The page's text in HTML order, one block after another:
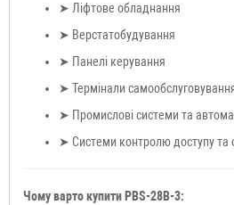
➤ Ліфтове обладнання
➤ Верстатобудування
➤ Панелі керування
➤ Термінали
➤ Промислові системи та
➤ Системи контролю доступу та
Чому варто купити PBS-28B-3: